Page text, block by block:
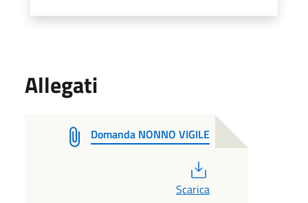
Allegati
Domanda NONNO VIGILE
Scarica